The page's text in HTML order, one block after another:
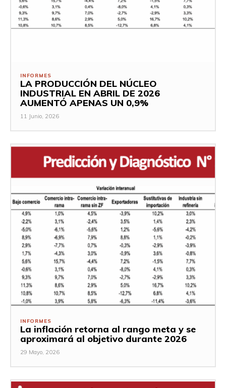
INFORMES
LA PRODUCCIÓN DEL NÚCLEO
INDUSTRIAL EN ABRIL DE 2026
AUMENTÓ APENAS UN 0,9%
11 Junio, 2026
INFORMES
La inflación retorna al rango meta y se
aproximará al objetivo durante 2026
29 Mayo, 2026